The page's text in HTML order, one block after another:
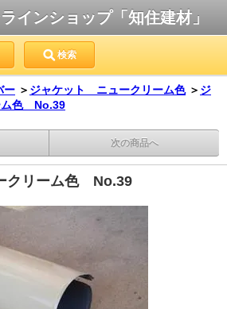
インショップ「知住建材」
検索
ー ＞ ジャケット ニュークリーム色 ＞ ジ
ム色 No.39
次の商品へ
クリーム色 No.39